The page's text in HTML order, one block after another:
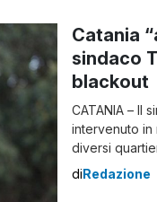
Catania
sindaco
blackout
CATANIA – Il
intervenuto in
diversi
risentirne,
diRedazione